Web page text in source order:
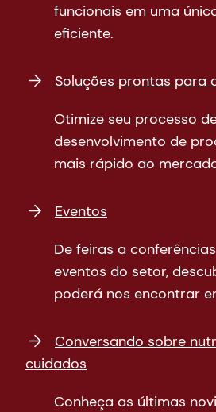
funcionais em uma
eficiente.
Soluções prontas para
Otimize seu processo
desenvolvimento de
mais rápido ao
Eventos
De feiras a
eventos do setor,
poderá nos encontrar
Conversando sobre
cuidados
Conheça as últimas